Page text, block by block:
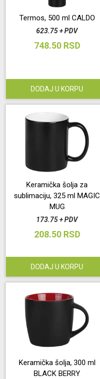
korisnika
Registracija
Termos, 500 ml CALDO
623.75 + PDV
748.50 RSD
DODAJ U KORPU
Keramička šolja za
sublimaciju, 325 ml MAGIC
MUG
173.75 + PDV
208.50 RSD
DODAJ U KORPU
Keramička šolja, 300 ml
BLACK BERRY